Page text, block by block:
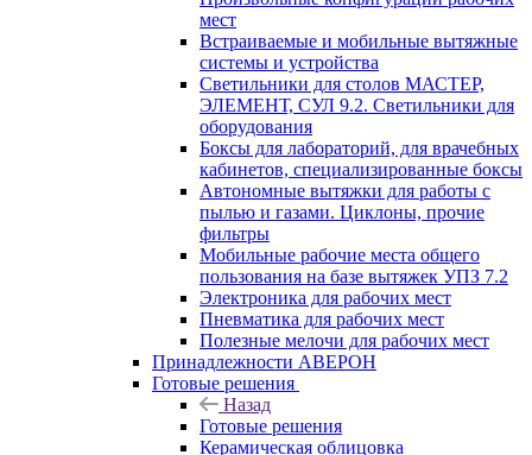
мест
Встраиваемые и мобильные вытяжные
системы и устройства
Светильники для столов МАСТЕР,
ЭЛЕМЕНТ, СУЛ 9.2. Светильники для
оборудования
Боксы для лабораторий, для врачебных
кабинетов, специализированные боксы
Автономные вытяжки для работы с
пылью и газами. Циклоны, прочие
фильтры
Мобильные рабочие места общего
пользования на базе вытяжек УПЗ 7.2
Электроника для рабочих мест
Пневматика для рабочих мест
Полезные мелочи для рабочих мест
Принадлежности АВЕРОН
Готовые решения
Назад
Готовые решения
Керамическая облицовка